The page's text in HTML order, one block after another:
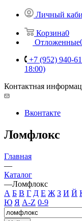
Личный
Корзина0
Отложенные
+7 (952) 940-
18:00)
Контактная
Вконтакте
Ломфлокс
Главная
—
Каталог
—Ломфлокс
А Б В Г Д Е Ж З И Й
Ю Я A-Z 0-9